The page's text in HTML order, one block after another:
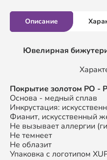
Описание
Ювелирная
Покрытие золотом РО -
Основа - медный сплав
Инкрустация:
Фианит, искусственный
Не вызывает аллергии
Не темнеет
Не облазит
Упаковка с логотипом